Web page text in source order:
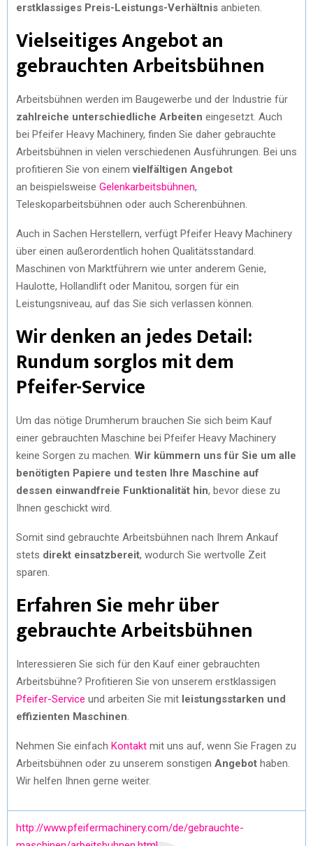
erstklassiges Preis-Leistungs-Verhältnis anbieten.
Vielseitiges Angebot an
gebrauchten Arbeitsbühnen
Arbeitsbühnen werden im Baugewerbe und der Industrie für
zahlreiche unterschiedliche Arbeiten eingesetzt. Auch
bei Pfeifer Heavy Machinery, finden Sie daher gebrauchte
Arbeitsbühnen in vielen verschiedenen Ausführungen. Bei uns
profitieren Sie von einemvielfältigen Angebot
an beispielsweise Gelenkarbeitsbühnen,
Teleskoparbeitsbühnen oder auch Scherenbühnen.
Auch in Sachen Herstellern, verfügt Pfeifer Heavy Machinery
über einen außerordentlich hohen Qualitätsstandard.
Maschinen von Marktführern wie unter anderem Genie,
Haulotte, Hollandlift oder Manitou, sorgen für ein
Leistungsniveau, auf das Sie sich verlassen können.
Wir denken an jedes Detail:
Rundum sorglos mit dem
Pfeifer-Service
Um das nötige Drumherum brauchen Sie sich beim Kauf
einer gebrauchten Maschine bei Pfeifer Heavy Machinery
keine Sorgen zu machen. Wir kümmern uns für Sie um alle
benötigten Papiere und testen Ihre Maschine auf
dessen einwandfreie Funktionalität hin, bevor diese zu
Ihnen geschickt wird.
Somit sind gebrauchte Arbeitsbühnen nach Ihrem Ankauf
stets direkt einsatzbereit, wodurch Sie wertvolle Zeit
sparen.
Erfahren Sie mehr über
gebrauchte Arbeitsbühnen
Interessieren Sie sich für den Kauf einer gebrauchten
Arbeitsbühne? Profitieren Sie von unserem erstklassigen
Pfeifer-Service und arbeiten Sie mit leistungsstarken und
effizienten Maschinen
Nehmen Sie einfach Kontakt mit uns auf, wenn Sie Fragen zu
Arbeitsbühnen oder zu unserem sonstigen Angebot haben.
Wir helfen Ihnen gerne weiter.
http://www.pfeifermachinery.com/de/gebrauchte-